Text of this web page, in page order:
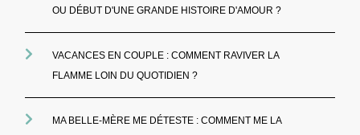
OU DÉBUT D'UNE GRANDE HISTOIRE D'AMOUR ?
VACANCES EN COUPLE : COMMENT RAVIVER LA
FLAMME LOIN DU QUOTIDIEN ?
MA BELLE-MÈRE ME DÉTESTE : COMMENT ME LA